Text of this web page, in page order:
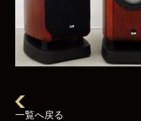
一覧へ戻る